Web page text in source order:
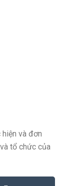
và đơn
tổ chức của